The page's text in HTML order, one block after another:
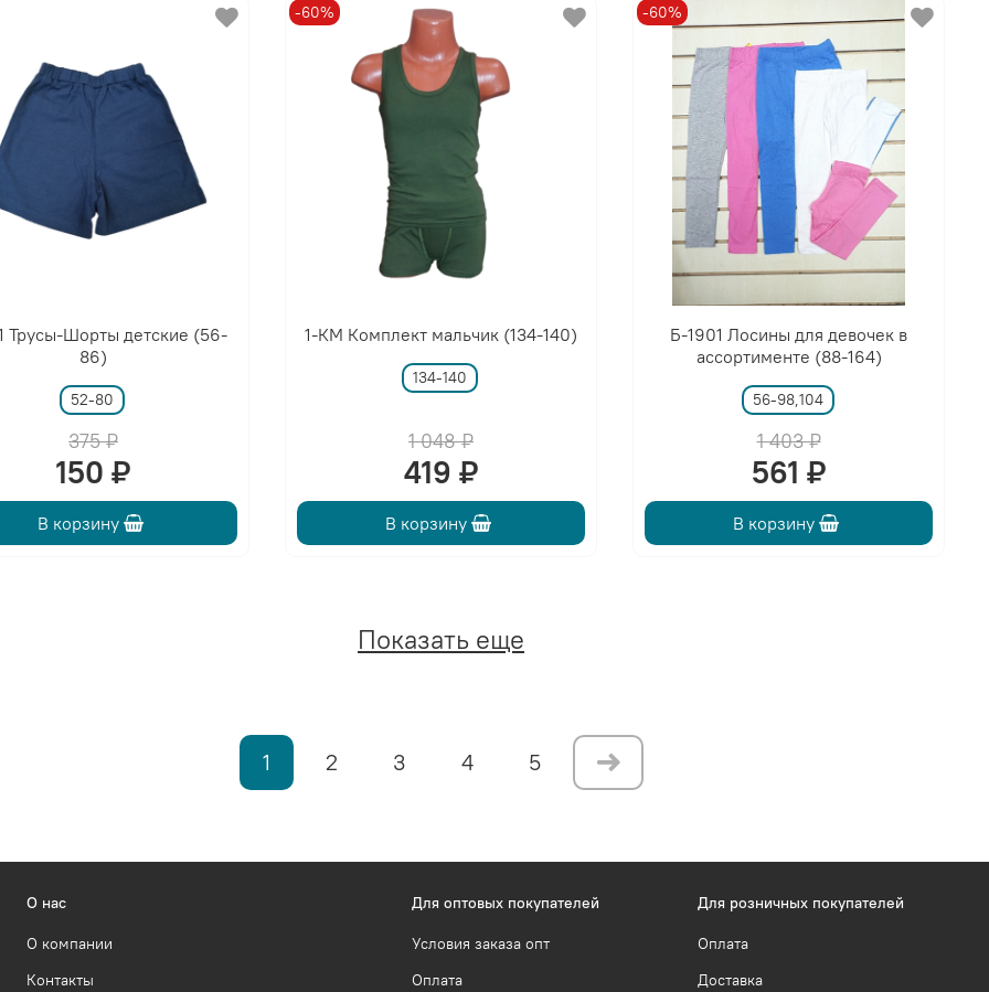
Трусы-Шорты детские (56-
86)
52-80
375 ₽
150 ₽
В корзину
-60%
1-КМ Комплект мальчик (134-140)
134-140
1 048 ₽
419 ₽
В корзину
-60%
Б-1901 Лосины для девочек в
ассортименте (88-164)
56-98,104
1 403 ₽
561 ₽
В корзину
Показать еще
1 2 3 4 5
О нас
О компании
Контакты
Для оптовых покупателей
Условия заказа опт
Оплата
Для розничных покупателей
Оплата
Доставка